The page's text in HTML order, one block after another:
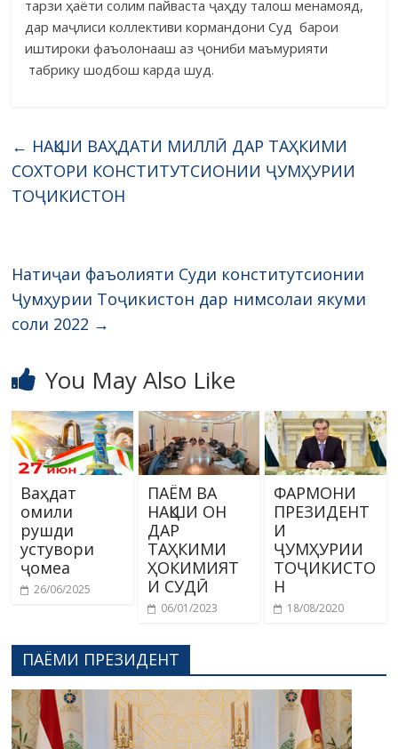
тарзи ҳаёти солим пайваста ҷаҳду талош менамояд,
дар маҷлиси коллективи кормандони Суд барои
иштироки фаъолонааш аз ҷониби маъмурияти
табрику шодбош карда шуд.
← НАҚШИ ВАҲДАТИ МИЛЛӢ ДАР ТАҲКИМИ
СОХТОРИ КОНСТИТУТСИОНИИ ҶУМҲУРИИ
ТОҶИКИСТОН
Натиҷаи фаъолияти Суди конститутсионии
Ҷумҳурии Тоҷикистон дар нимсолаи якуми
соли 2022 →
You May Also Like
Ваҳдат
омили
рушди
устувори
ҷомеа
26/06/2025
ПАЁМ ВА
НАҚШИ ОН
ДАР
ТАҲКИМИ
ҲОКИМИЯТ
И СУДӢ
06/01/2023
ФАРМОНИ
ПРЕЗИДЕНТ
И
ҶУМҲУРИИ
ТОҶИКИСТО
Н
18/08/2020
ПАЁМИ ПРЕЗИДЕНТ